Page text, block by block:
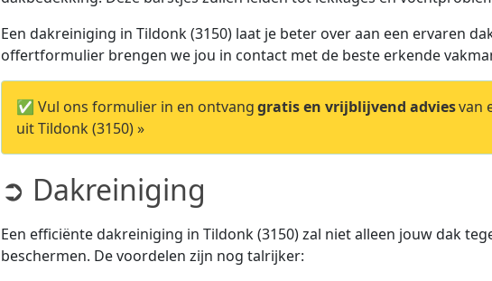
Een dakreiniging in Tildonk (3150) laat je beter over aan een ervaren
offertformulier brengen we jou in contact met de beste erkende
✅ Vul ons formulier in en ontvanggratis en vrijblijvend adviesvan
uit Tildonk (3150) »
➲ Dakreiniging
Een efficiënte dakreiniging in Tildonk (3150) zal niet alleen jouw dak
beschermen. De voordelen zijn nog talrijker: